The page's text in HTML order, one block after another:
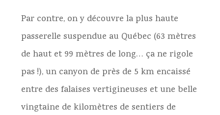
Par contre, on y découvre la plus haute
passerelle suspendue au Québec (63 mètres
de haut et 99 mètres de long… ça ne rigole
pas !), un canyon de près de 5 km encaissé
entre des falaises vertigineuses et une belle
vingtaine de kilomètres de sentiers de